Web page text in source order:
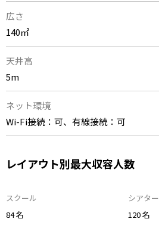
広さ
140㎡
天井高
5m
ネット環境
Wi-Fi接続：可、有線接続：可
レイアウト別最大収容人数
スクール
84 名
シアター
120 名